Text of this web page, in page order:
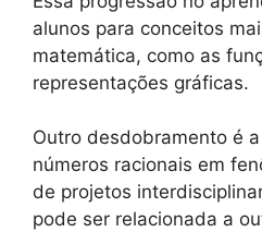
alunos para conceitos
matemática, como as
representações gráficas.
Outro desdobramento é
números racionais em
de projetos
pode ser relacionada a